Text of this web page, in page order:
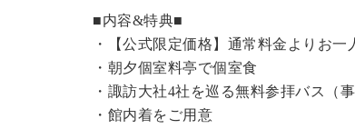
■内容&特典■
・【公式限定価格】 通常料金よりお一
・朝夕個室料亭で個室食
・諏訪大社4社を巡る無料参拝バス（事
・館内着をご用意